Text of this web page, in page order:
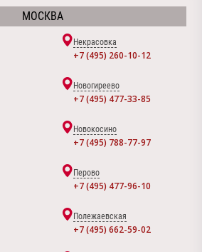
МОСКВА
Некрасовка
+7 (495) 260-10-12
Новогиреево
+7 (495) 477-33-85
Новокосино
+7 (495) 788-77-97
Перово
+7 (495) 477-96-10
Полежаевская
+7 (495) 662-59-02